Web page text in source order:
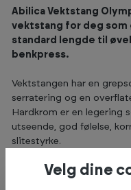
Abilica Vektstang
vektstang for deg som
standard lengde til
benkpress.
Vektstangen har en
serratering og en
Hardkrom er en legering
utseende, god følelse,
slitestyrke.
Denne kombinasjonen
tillegg til at du fortsatt
Velg dine